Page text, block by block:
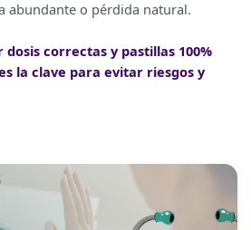
abundante o pérdida natural.
correctas y pastillas 100%
la clave para evitar riesgos y